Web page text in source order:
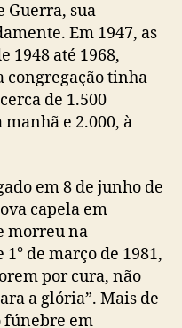
Guerra, sua
Em 1947, as
1948 até 1968,
congregação tinha
de 1.500
manhã e 2.000, à
em 8 de junho de
capela em
morreu na
de março de 1981,
por cura, não
a glória”. Mais de
fúnebre em